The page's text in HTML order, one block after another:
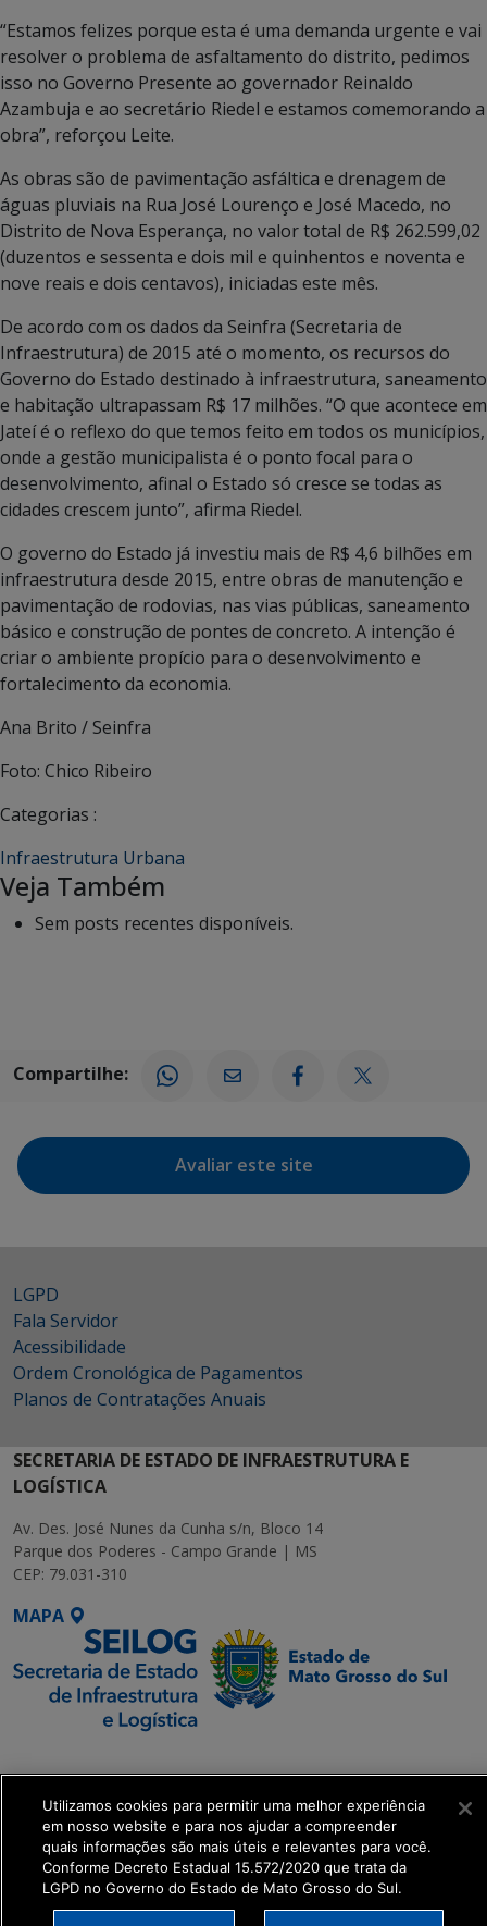
“Estamos felizes porque esta é uma demanda urgente e vai
resolver o problema de asfaltamento do distrito, pedimos
isso no Governo Presente ao governador Reinaldo
Azambuja e ao secretário Riedel e estamos comemorando a
obra”, reforçou Leite.
As obras são de pavimentação asfáltica e drenagem de
águas pluviais na Rua José Lourenço e José Macedo, no
Distrito de Nova Esperança, no valor total de R$ 262.599,02
(duzentos e sessenta e dois mil e quinhentos e noventa e
nove reais e dois centavos), iniciadas este mês.
De acordo com os dados da Seinfra (Secretaria de
Infraestrutura) de 2015 até o momento, os recursos do
Governo do Estado destinado à infraestrutura, saneamento
e habitação ultrapassam R$ 17 milhões. “O que acontece em
Jateí é o reflexo do que temos feito em todos os municípios,
onde a gestão municipalista é o ponto focal para o
desenvolvimento, afinal o Estado só cresce se todas as
cidades crescem junto”, afirma Riedel.
O governo do Estado já investiu mais de R$ 4,6 bilhões em
infraestrutura desde 2015, entre obras de manutenção e
pavimentação de rodovias, nas vias públicas, saneamento
básico e construção de pontes de concreto. A intenção é
criar o ambiente propício para o desenvolvimento e
fortalecimento da economia.
Ana Brito / Seinfra
Foto: Chico Ribeiro
Categorias :
Infraestrutura Urbana
Veja Também
Sem posts recentes disponíveis.
Compartilhe:
Avaliar este site
LGPD
Fala Servidor
Acessibilidade
Ordem Cronológica de Pagamentos
Planos de Contratações Anuais
SECRETARIA DE ESTADO DE INFRAESTRUTURA E
LOGÍSTICA
Av. Des. José Nunes da Cunha s/n, Bloco 14
Parque dos Poderes - Campo Grande | MS
CEP: 79.031-310
MAPA
Transformação Digital
get_footer();
Utilizamos cookies para permitir uma melhor experiência
em nosso website e para nos ajudar a compreender
quais informações são mais úteis e relevantes para você.
Conforme Decreto Estadual 15.572/2020 que trata da
LGPD no Governo do Estado de Mato Grosso do Sul.